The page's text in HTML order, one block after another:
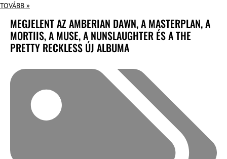
TOVÁBB »
MEGJELENT AZ AMBERIAN DAWN, A MASTERPLAN, A
MORTIIS, A MUSE, A NUNSLAUGHTER ÉS A THE
PRETTY RECKLESS ÚJ ALBUMA